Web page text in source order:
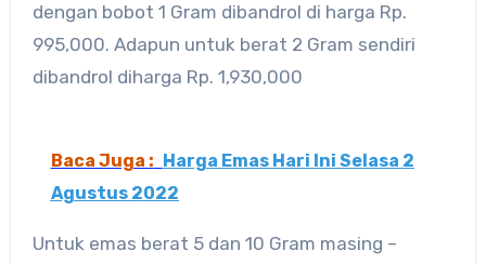
dengan bobot 1 Gram dibandrol di harga Rp.
995,000. Adapun untuk berat 2 Gram sendiri
dibandrol diharga Rp. 1,930,000
Baca Juga :
Harga Emas Hari Ini Selasa 2
Agustus 2022
Untuk emas berat 5 dan 10 Gram masing –